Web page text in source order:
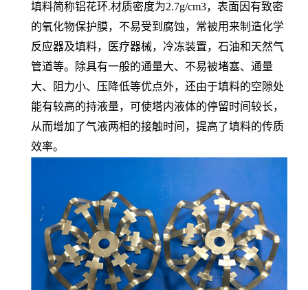
填料简称铝花环.材质密度为2.7g/cm3，表面因有致密
的氧化物保护膜，不易受到腐蚀，常被用来制造化学
反应器及填料，医疗器械，冷冻装置，石油和天然气
管道等。除具有一般的通量大、不易被堵塞、通量
大、阻力小、压降低等优点外，还由于填料的空隙处
能有较高的持液量，可使塔内液体的停留时间较长，
从而增加了气液两相的接触时间，提高了填料的传质
效率。